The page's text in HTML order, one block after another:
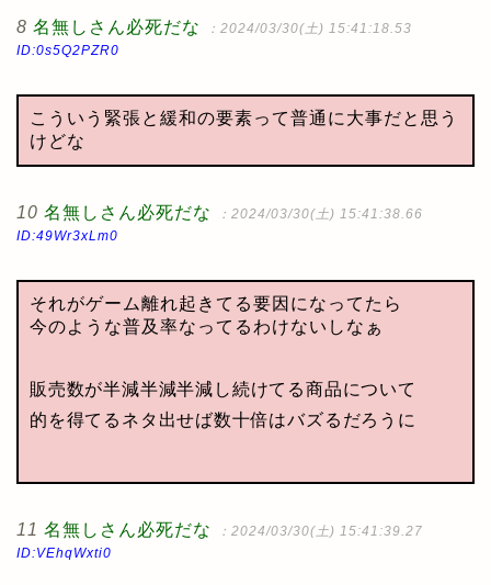
8 名無しさん必死だな
：2024/03/30(土) 15:41:18.53
ID:0s5Q2PZR0
こういう緊張と緩和の要素って普通に大事だと思う
けどな
10 名無しさん必死だな
：2024/03/30(土) 15:41:38.66
ID:49Wr3xLm0
それがゲーム離れ起きてる要因になってたら
今のような普及率なってるわけないしなぁ
販売数が半減半減半減し続けてる商品について
的を得てるネタ出せば数十倍はバズるだろうに
11 名無しさん必死だな
：2024/03/30(土) 15:41:39.27
ID:VEhqWxti0